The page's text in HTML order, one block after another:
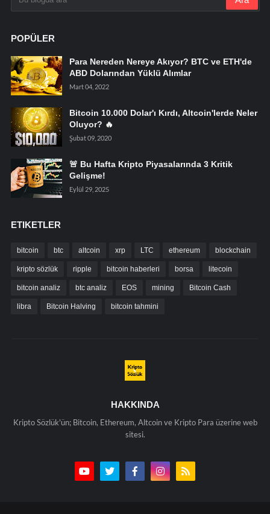
POPÜLER
Para Nereden Nereye Akıyor? BTC ve ETH'de
ABD Dolarından Yüklü Alımlar
Mart 04, 2022
Bitcoin 10.000 Dolar'ı Kırdı, Altcoin'lerde Neler
Oluyor? 🔥
Şubat 09, 2020
🚨 Bu Hafta Kripto Piyasalarında 3 Kritik
Gelişme!
Eylül 29, 2025
ETIKETLER
bitcoin btc altcoin xrp LTC ethereum blockchain
kripto sözlük ripple bitcoin haberleri borsa litecoin
bitcoin analiz btc analiz EOS mining Bitcoin Cash
libra Bitcoin Halving bitcoin tahmini
HAKKINDA
Kripto Sözlük'ün; Bitcoin, Ethereum, Altcoin ve Kripto Para üzerine web
sitesi.